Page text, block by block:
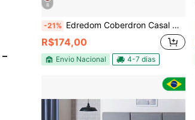
8
-21% Edredom Coberdron Casal Queen 400 Fios 3 Peças
R$174,00
Envio Nacional 4-7 dias